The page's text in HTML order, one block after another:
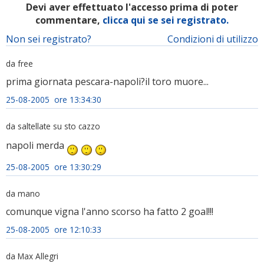
Devi aver effettuato l'accesso prima di poter
commentare, clicca qui se sei registrato.
Condizioni di utilizzo
Non sei registrato?
da free
prima giornata pescara-napoli?il toro muore...
25-08-2005 ore 13:34:30
da saltellate su sto cazzo
napoli merda
25-08-2005 ore 13:30:29
da mano
comunque vigna l'anno scorso ha fatto 2 goal!!!
25-08-2005 ore 12:10:33
da Max Allegri